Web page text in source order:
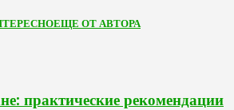
ЕЩЕ ОТ АВТОРА
практические рекомендации